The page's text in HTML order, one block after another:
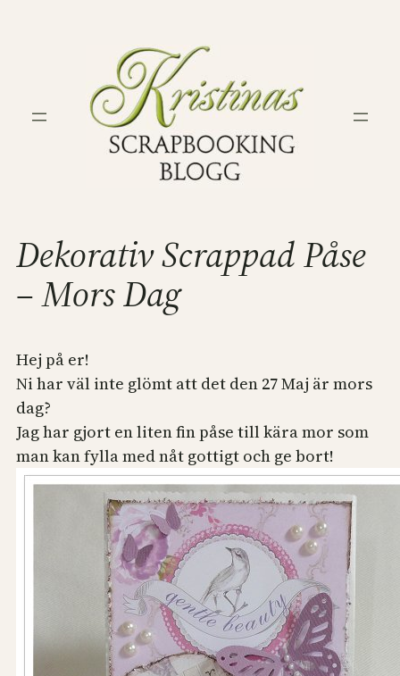
Dekorativ Scrappad Påse
– Mors Dag
Hej på er!
Ni har väl inte glömt att det den 27 Maj är mors
dag?
Jag har gjort en liten fin påse till kära mor som
man kan fylla med nåt gottigt och ge bort!